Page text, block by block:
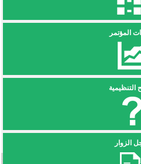
المؤتمر
التنظيمية
الزوار